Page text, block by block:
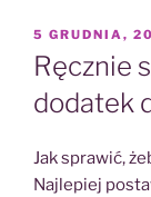
W
5 GRUDNIA,
Ręcznie
dodatek
Jak sprawić,
Najlepiej